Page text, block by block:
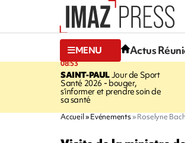
MENU Actus
08:53
SAINT-PAULJour de Sport
Santé 2026 - bouger,
s’informer et prendre soin de
sa santé
Accueil Evénements Roselyne